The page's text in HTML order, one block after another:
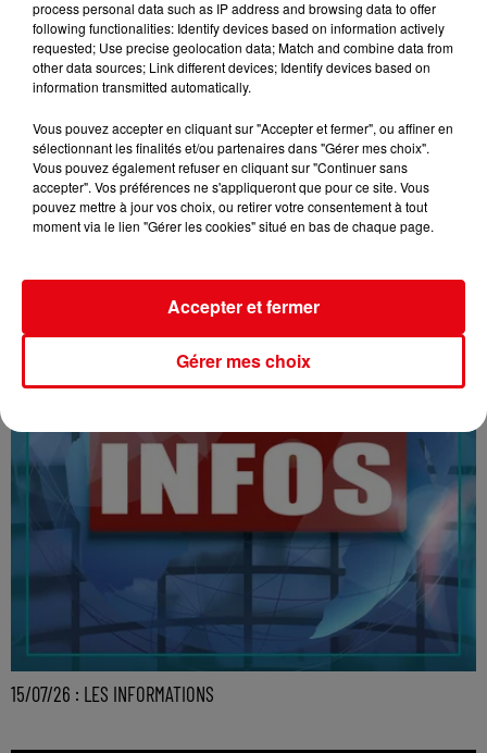
16/07/26 : LES INFORMATIONS
15/07/26 : LES INFORMATIONS
process personal data such as IP address and browsing data to offer
following functionalities: Identify devices based on information actively
requested; Use precise geolocation data; Match and combine data from
other data sources; Link different devices; Identify devices based on
information transmitted automatically.
Vous pouvez accepter en cliquant sur "Accepter et fermer", ou affiner en
sélectionnant les finalités et/ou partenaires dans "Gérer mes choix".
Vous pouvez également refuser en cliquant sur "Continuer sans
accepter". Vos préférences ne s'appliqueront que pour ce site. Vous
pouvez mettre à jour vos choix, ou retirer votre consentement à tout
moment via le lien "Gérer les cookies" situé en bas de chaque page.
Gérer mes choix
Accepter et fermer